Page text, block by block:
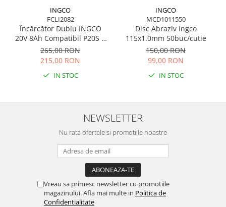
INGCO
FCLI2082
Încărcător Dublu INGCO
20V 8Ah Compatibil P20S 2
Sloturi
265,00 RON
215,00 RON
IN STOC
INGCO
MCD1011550
Disc Abraziv Ingco
115x1.0mm 50buc/cutie
150,00 RON
99,00 RON
IN STOC
NEWSLETTER
Nu rata ofertele si promotiile noastre
Vreau sa primesc newsletter cu promotiile
magazinului. Afla mai multe in Politica de
Confidentialitate